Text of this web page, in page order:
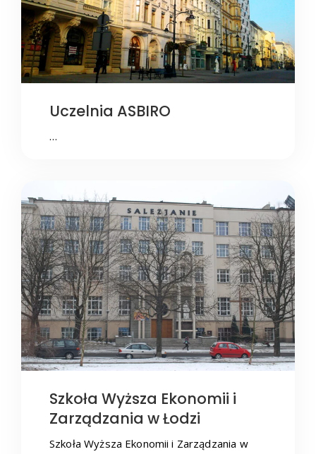
Uczelnia ASBIRO
…
Szkoła Wyższa Ekonomii i
Zarządzania w Łodzi
Szkoła Wyższa Ekonomii i Zarządzania w